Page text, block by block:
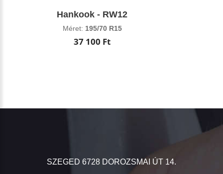
Hankook - RW12
Méret: 195/70 R15
37 100 Ft
SZEGED 6728 DOROZSMAI ÚT 14.